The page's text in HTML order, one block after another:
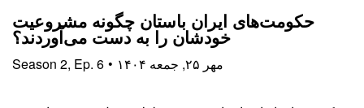
حکومت‌های ایران باستان چگونه مشروعیت
خودشان را به دست می‌آوردند؟
Season 2, Ep. 6 • ۱۴۰۴ مهر ۲۵, جمعه